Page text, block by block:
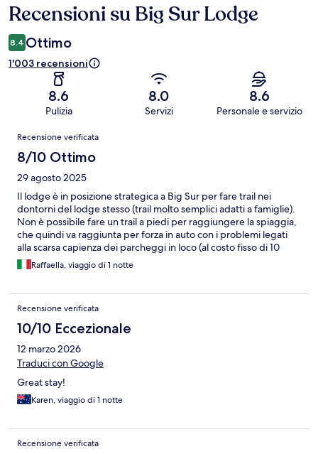
Recensioni
Recensioni su Big Sur Lodge
8.4 Ottimo
1'003 recensioni
8.6
Pulizia
8.0
Servizi
8.6
Personale e servizio
Recensioni
Recensione verificata
8/10 Ottimo
29 agosto 2025
Il lodge è in posizione strategica a Big Sur per fare trail nei
dontorni del lodge stesso (trail molto semplici adatti a famiglie).
Non è possibile fare un trail a piedi per raggiungere la spiaggia,
che quindi va raggiunta per forza in auto con i problemi legati
alla scarsa capienza dei parcheggi in loco (al costo fisso di 10
USD anche se resti solo un'ora). La spiaggia è bellissima ma
ventosissima anche in estate, per cui è molto probabile che non
big Sur per una sola notte di passaggio nel viaggio sulla US 1,
consiglio di optare per un altro posto. La stanza era carina, ma di
notte abbiamo avuto molto freddo. La cena al ristorante del
lodge e' stata terribile. Per la colazione non c'era quasi offerta.
Meglio prendere l'auto e andare altrove.
Raffaella, viaggio di 1 notte
Recensione verificata
10/10 Eccezionale
12 marzo 2026
Traduci con Google
Great stay!
Karen, viaggio di 1 notte
Recensione verificata